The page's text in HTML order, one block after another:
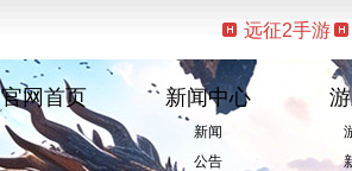
远征2手游
官网首页 新闻中心
新闻
公告